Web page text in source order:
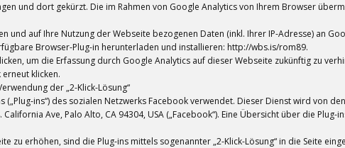
und dort gekürzt. Die im Rahmen von Google Analytics von Ihrem Browser
und auf Ihre Nutzung der Webseite bezogenen Daten (inkl. Ihrer IP-Adresse) an
Browser-Plug-in herunterladen und installieren: http://wbs.is/rom89.
um die Erfassung durch Google Analytics auf dieser Webseite zukünftig zu
erneut klicken.
der „2-Klick-Lösung“
ins“) des sozialen Netzwerks Facebook verwendet. Dieser Dienst wird von
Ave, Palo Alto, CA 94304, USA („Facebook“). Eine Übersicht über die
zu erhöhen, sind die Plug-ins mittels sogenannter „2-Klick-Lösung“ in die Seite